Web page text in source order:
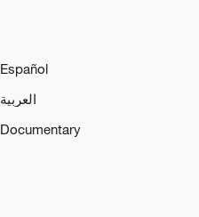
Español
العربية
Documentary